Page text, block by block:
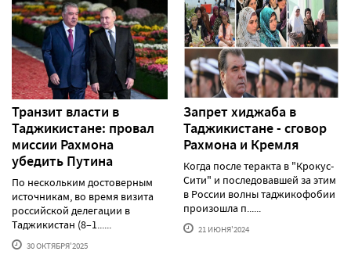
Транзит власти в
Таджикистане: провал
миссии Рахмона
убедить Путина
По нескольким достоверным
источникам, во время визита
российской делегации в
Таджикистан (8–1......
30 ОКТЯБРЯ'2025
Запрет хиджаба в
Таджикистане - сговор
Рахмона и Кремля
Когда после теракта в "Крокус-
Сити" и последовавшей за этим
в России волны таджикофобии
произошла п......
21 ИЮНЯ'2024